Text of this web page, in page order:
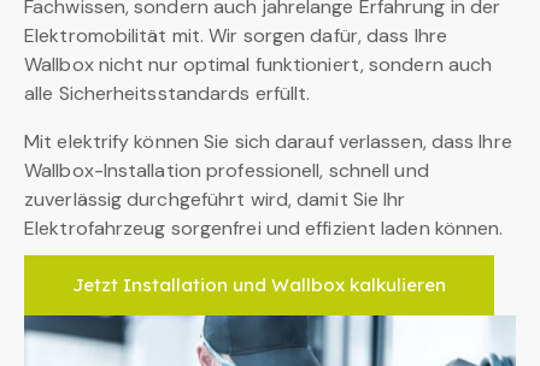
Fachwissen, sondern auch jahrelange Erfahrung in der
Elektromobilität mit. Wir sorgen dafür, dass Ihre
Wallbox nicht nur optimal funktioniert, sondern auch
alle Sicherheitsstandards erfüllt.
Mit elektrify können Sie sich darauf verlassen, dass Ihre
Wallbox-Installation professionell, schnell und
zuverlässig durchgeführt wird, damit Sie Ihr
Elektrofahrzeug sorgenfrei und effizient laden können.
Jetzt Installation und Wallbox kalkulieren